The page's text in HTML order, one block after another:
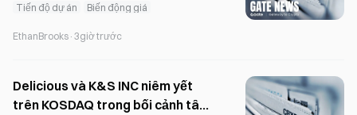
Tiến độ dự án
Biến động giá
EthanBrooks · 3giờ trước
Delicious và K&S INC niêm yết
trên KOSDAQ trong bối cảnh tâm